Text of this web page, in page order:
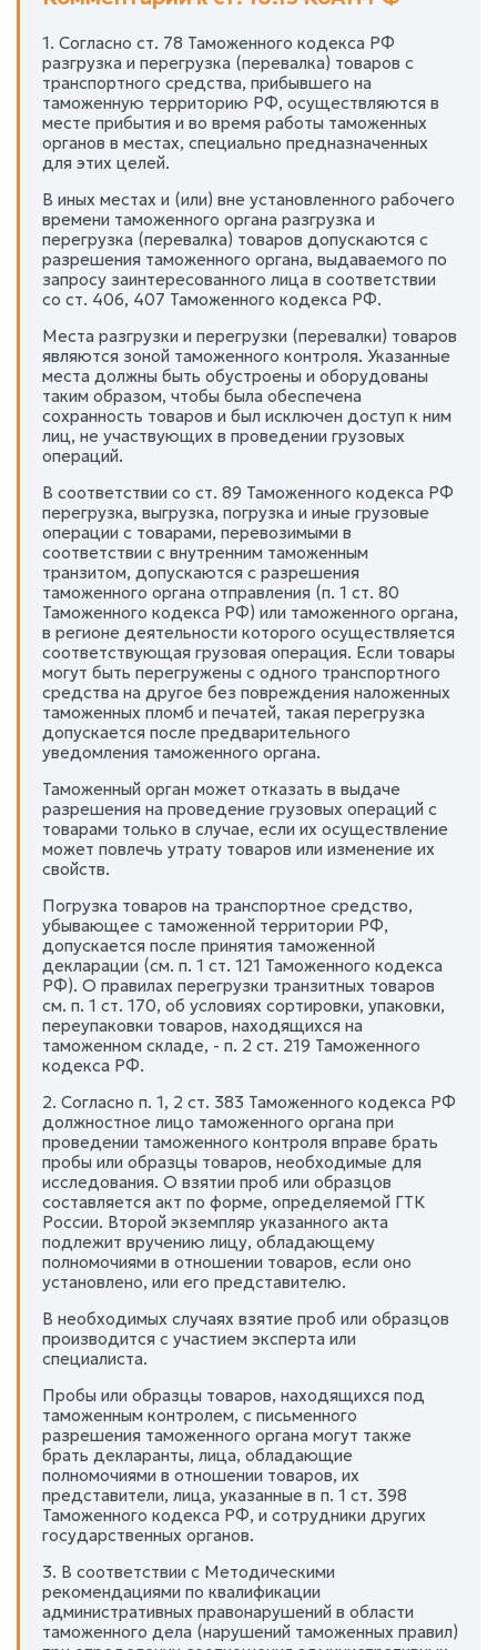
1. Согласно ст. 78 Таможенного кодекса РФ
разгрузка и перегрузка (перевалка) товаров с
транспортного средства, прибывшего на
таможенную территорию РФ, осуществляются в
месте прибытия и во время работы таможенных
органов в местах, специально предназначенных
для этих целей.
В иных местах и (или) вне установленного рабочего
времени таможенного органа разгрузка и
перегрузка (перевалка) товаров допускаются с
разрешения таможенного органа, выдаваемого по
запросу заинтересованного лица в соответствии
со ст. 406, 407 Таможенного кодекса РФ.
Места разгрузки и перегрузки (перевалки) товаров
являются зоной таможенного контроля. Указанные
места должны быть обустроены и оборудованы
таким образом, чтобы была обеспечена
сохранность товаров и был исключен доступ к ним
лиц, не участвующих в проведении грузовых
операций.
В соответствии со ст. 89 Таможенного кодекса РФ
перегрузка, выгрузка, погрузка и иные грузовые
операции с товарами, перевозимыми в
соответствии с внутренним таможенным
транзитом, допускаются с разрешения
таможенного органа отправления (п. 1 ст. 80
Таможенного кодекса РФ) или таможенного органа,
в регионе деятельности которого осуществляется
соответствующая грузовая операция. Если товары
могут быть перегружены с одного транспортного
средства на другое без повреждения наложенных
таможенных пломб и печатей, такая перегрузка
допускается после предварительного
уведомления таможенного органа.
Таможенный орган может отказать в выдаче
разрешения на проведение грузовых операций с
товарами только в случае, если их осуществление
может повлечь утрату товаров или изменение их
свойств.
Погрузка товаров на транспортное средство,
убывающее с таможенной территории РФ,
допускается после принятия таможенной
декларации (см. п. 1 ст. 121 Таможенного кодекса
РФ). О правилах перегрузки транзитных товаров
см. п. 1 ст. 170, об условиях сортировки, упаковки,
переупаковки товаров, находящихся на
таможенном складе, - п. 2 ст. 219 Таможенного
кодекса РФ.
2. Согласно п. 1, 2 ст. 383 Таможенного кодекса РФ
должностное лицо таможенного органа при
проведении таможенного контроля вправе брать
пробы или образцы товаров, необходимые для
исследования. О взятии проб или образцов
составляется акт по форме, определяемой ГТК
России. Второй экземпляр указанного акта
подлежит вручению лицу, обладающему
полномочиями в отношении товаров, если оно
установлено, или его представителю.
В необходимых случаях взятие проб или образцов
производится с участием эксперта или
специалиста.
Пробы или образцы товаров, находящихся под
таможенным контролем, с письменного
разрешения таможенного органа могут также
брать декларанты, лица, обладающие
полномочиями в отношении товаров, их
представители, лица, указанные в п. 1 ст. 398
Таможенного кодекса РФ, и сотрудники других
государственных органов.
3. В соответствии с Методическими
рекомендациями по квалификации
административных правонарушений в области
таможенного дела (нарушений таможенных правил)